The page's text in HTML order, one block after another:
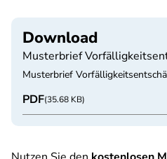
Download
Musterbrief
Musterbrief
PDF(35.68 KB)